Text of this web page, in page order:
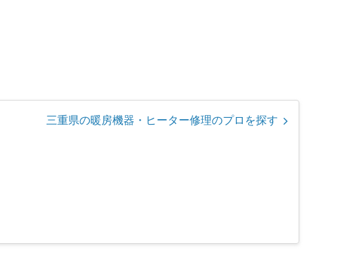
三重県の暖房機器・ヒーター修理のプロを探す